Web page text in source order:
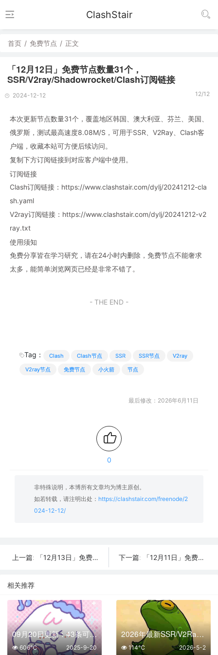
ClashStair
首页 / 免费节点 / 正文
「12月12日」免费节点数量31个，
SSR/V2ray/Shadowrocket/Clash订阅链接
2024-12-12 12/12
本次更新节点数量31个，覆盖地区韩国、澳大利亚、芬兰、美国、
俄罗斯，测试最高速度8.08M/S，可用于SSR、V2Ray、Clash客
户端，收藏本站可方便后续访问。
复制下方订阅链接到对应客户端中使用。
订阅链接
Clash订阅链接：https://www.clashstair.com/dylj/20241212-cla
sh.yaml
V2ray订阅链接：https://www.clashstair.com/dylj/20241212-v2
ray.txt
使用须知
免费分享皆在学习研究，请在24小时内删除，免费节点不能奢求
太多，能简单浏览网页已经是非常不错了。
- THE END -
Tag： Clash Clash节点 SSR SSR节点
V2ray
V2ray节点
免费节点 小火箭 节点
最后修改：2026年6月11日
0
非特殊说明，本博所有文章均为博主原创。
如若转载，请注明出处： https://clashstair.com/freenode/2
024-12-12/
上一篇: 「12月13日」免费节点数量28个，SSR/V2ray/Shadowrocket/Clash订阅链接 下一篇: 「12月11日」免费节点数量22个，SSR/V2ray/Shadowrocket/Clash订阅链接
相关推荐
09月20日更新：43条可用免费节点 | 2025年SSR/V2ray/Clash订阅链接
2025-9-20
606℃
2026年最新SSR/V2Ray/Clash节点分享 | 05月02日实时可用
2026-5-2
114℃